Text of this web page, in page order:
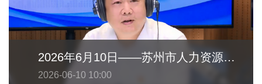
2026年6月10日——苏州市人力资源和社会保障局
2026-06-10 10:00